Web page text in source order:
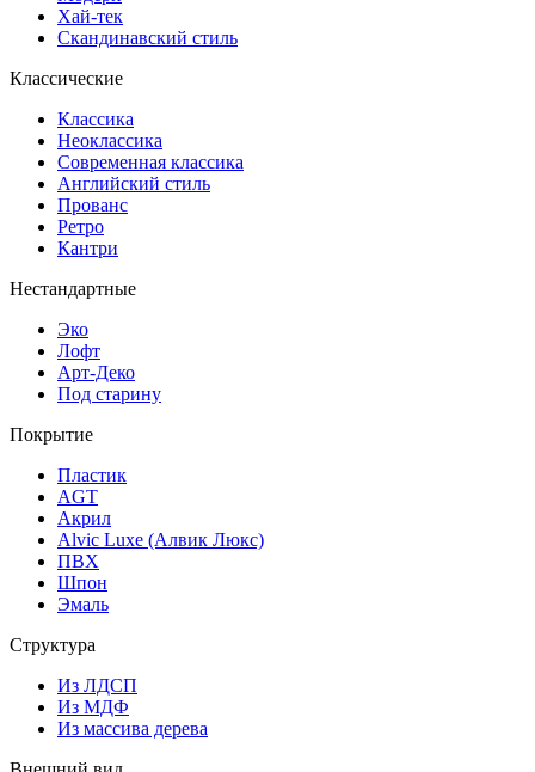
Хай-тек
Скандинавский стиль
Классические
Классика
Неоклассика
Современная классика
Английский стиль
Прованс
Ретро
Кантри
Нестандартные
Эко
Лофт
Арт-Деко
Под старину
Покрытие
Пластик
AGT
Акрил
Alvic Luxe (Алвик Люкс)
ПВХ
Шпон
Эмаль
Структура
Из ЛДСП
Из МДФ
Из массива дерева